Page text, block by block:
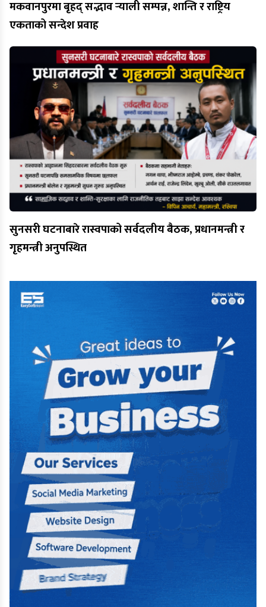
मकवानपुरमा बृहद् सद्भाव र्‍याली सम्पन्न, शान्ति र राष्ट्रिय
एकताको सन्देश प्रवाह
सुनसरी घटनाबारे रास्वपाको सर्वदलीय बैठक, प्रधानमन्त्री र
गृहमन्त्री अनुपस्थित